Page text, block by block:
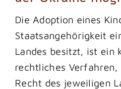
Die Adoption eines
Staatsangehörigkeit
Landes besitzt, ist ein
rechtliches Verfahren,
Recht des jeweiligen